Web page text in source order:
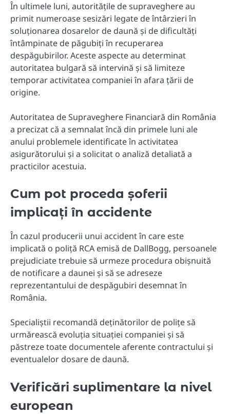
În ultimele luni, autoritățile de supraveghere au
primit numeroase sesizări legate de întârzieri în
soluționarea dosarelor de daună și de dificultăți
întâmpinate de păgubiți în recuperarea
despăgubirilor. Aceste aspecte au determinat
autoritatea bulgară să intervină și să limiteze
temporar activitatea companiei în afara țării de
origine.
Autoritatea de Supraveghere Financiară din România
a precizat că a semnalat încă din primele luni ale
anului problemele identificate în activitatea
asigurătorului și a solicitat o analiză detaliată a
practicilor acestuia.
Cum pot proceda șoferii
implicați în accidente
În cazul producerii unui accident în care este
implicată o poliță RCA emisă de DallBogg, persoanele
prejudiciate trebuie să urmeze procedura obișnuită
de notificare a daunei și să se adreseze
reprezentantului de despăgubiri desemnat în
România.
Specialiștii recomandă deținătorilor de polițe să
urmărească evoluția situației companiei și să
păstreze toate documentele aferente contractului și
eventualelor dosare de daună.
Verificări suplimentare la nivel
european